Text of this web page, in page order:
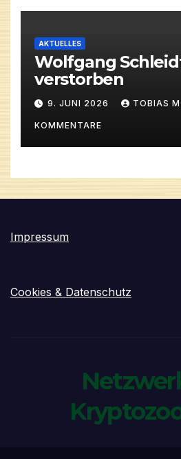
AKTUELLES
Wolfgang
verstorben
9. JUNI 2026 TOBIAS
KOMMENTARE
Impressum
Cookies & Datenschutz